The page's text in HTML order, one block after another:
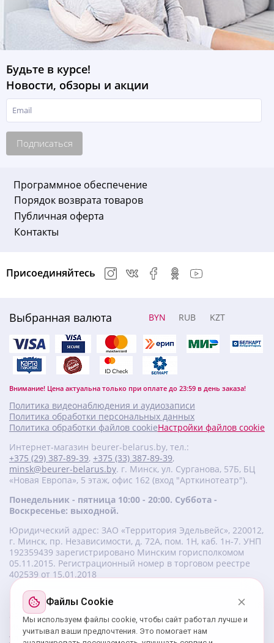
Будьте в курсе!
Новости, обзоры и акции
Подписаться
Программное обеспечение
Порядок возврата товаров
Публичная оферта
Контакты
Выбранная валюта BYN RUB KZT
Внимание! Цена актуальна только при оплате до 23:59 в день заказа!
Присоединяйтесь
Политика видеонаблюдения и аудиозаписи
Политика обработки персональных данных
Политика обработки файлов cookieНастройки файлов cookie
Интернет-магазин beurer-belarus.by, тел.:
+375 (29) 387-89-39, +375 (33) 387-89-39,
minsk@beurer-belarus.by. г. Минск, ул. Сурганова, 57Б, БЦ
«Новая Европа», 5 этаж, офис 162 (вход "Арткинотеатр").
Понедельник - пятница 10:00 - 20:00. Суббота -
Воскресенье: выходной.
Юридический адрес: ЗАО «Территория Эдельвейс», 220012,
г. Минск, пр. Независимости, д. 72А, пом. 1Н, каб. 1н-7. УНП
‎192359439 зарегистрировано Минским горисполкомом
05.11.2015. Регистрационный номер в торговом реестре
402539 от 15.01.2018
Изготовитель beurer: Бойрер Гмбх, Софлингер штрассе 218,
89077-УЛМ, Германия.
Импортер: ЗАО «Территория Эдельвейс», 220056, г. Минск,
ул. 50 лет Победы, д. 8, пом. 56.
Файлы Cookie
Мы используем файлы cookie, чтобы сайт работал лучше и
учитывал ваши предпочтения. Это помогает нам